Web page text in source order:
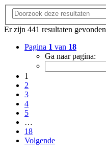
Er zijn 441 resultaten gevonden
Pagina 1 van 18
Ga naar pagina:
1
2
3
4
5
…
18
Volgende